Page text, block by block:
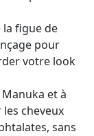
la figue de
pour
votre look
et à
cheveux
sans